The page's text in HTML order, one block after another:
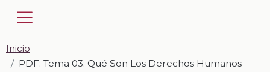
Inicio
PDF: Tema 03: Qué Son Los Derechos Humanos